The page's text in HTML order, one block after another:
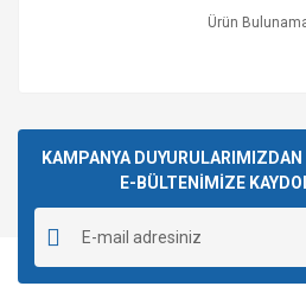
Ürün
KAMPANYA
E-BÜLTENİMİZE